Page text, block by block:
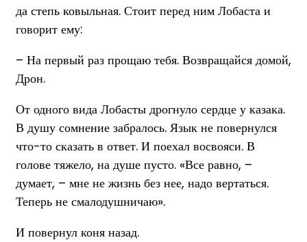
да степь ковыльная. Стоит перед ним Лобаста и
говорит ему:
– На первый раз прощаю тебя. Возвращайся домой,
Дрон.
От одного вида Лобасты дрогнуло сердце у казака.
В душу сомнение забралось. Язык не повернулся
что-то сказать в ответ. И поехал восвояси. В
голове тяжело, на душе пусто. «Все равно, –
думает, – мне не жизнь без нее, надо вертаться.
Теперь не смалодушничаю».
И повернул коня назад.